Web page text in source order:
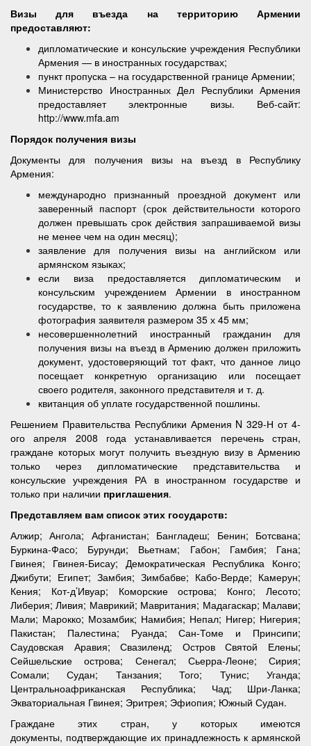
Визы для въезда на территорию Армении
предоставляют:
дипломатические и консульские учреждения Республики
Армения — в иностранных государствах;
пункт пропуска – на государственной границе Армении;
Министерство Иностранных Дел Республики Армения
предоставляет электронные визы. Веб-сайт:
http://www.mfa.am
Порядок получения визы
Документы для получения визы на въезд в Республику
Армения:
международно признанный проездной документ или
заверенный паспорт (срок действительности которого
должен превышать срок действия запрашиваемой визы
не менее чем на один месяц);
заявление для получения визы на английском или
армянском языках;
если виза предоставляется дипломатическим и
консульским учреждением Армении в иностранном
государстве, то к заявлению должна быть приложена
фотография заявителя размером 35 х 45 мм;
несовершеннолетний иностранный гражданин для
получения визы на въезд в Армению должен приложить
документ, удостоверяющий тот факт, что данное лицо
посещает конкретную организацию или посещает
своего родителя, законного представителя и т. д.
квитанция об уплате государственной пошлины.
Решением Правительства Республики Армения N 329-Н от 4-
ого апреля 2008 года устанавливается перечень стран,
граждане которых могут получить въездную визу в Армению
только через дипломатические представительства и
консульские учреждения РА в иностранном государстве и
только при наличии приглашения.
Представляем вам список этих государств:
Алжир; Ангола; Афганистан; Бангладеш; Бенин; Ботсвана;
Буркина-Фасо; Бурунди; Вьетнам; Габон; Гамбия; Гана;
Гвинея; Гвинея-Бисау; Демократическая Республика Конго;
Джибути; Египет; Замбия; Зимбабве; Кабо-Верде; Камерун;
Кения; Кот-д’Ивуар; Коморские острова; Конго; Лесото;
Либерия; Ливия; Маврикий; Мавритания; Мадагаскар; Малави;
Мали; Марокко; Мозамбик; Намибия; Непал; Нигер; Нигерия;
Пакистан; Палестина; Руанда; Сан-Томе и Принсипи;
Саудовская Аравия; Свазиленд; Остров Святой Елены;
Сейшельские острова; Сенегал; Сьерра-Леоне; Сирия;
Сомали; Судан; Танзания; Того; Тунис; Уганда;
Центральноафриканская Республика; Чад; Шри-Ланка;
Экваториальная Гвинея; Эритрея; Эфиопия; Южный Судан.
Граждане этих стран, у которых имеются
документы, подтверждающие их принадлежность к армянской